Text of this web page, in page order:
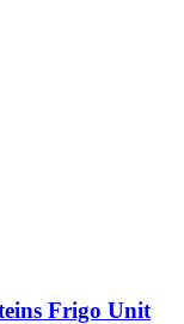
Frigo Unit